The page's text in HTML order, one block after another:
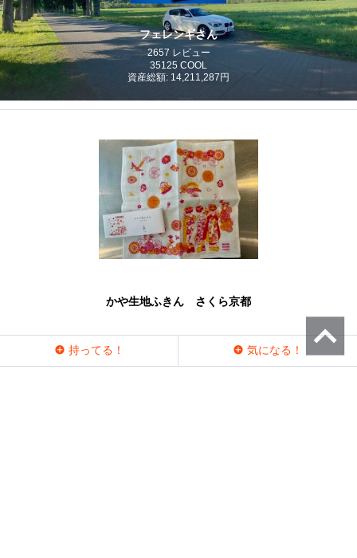
フェレンギさん
2657 レビュー
35125 COOL
資産総額: 14,211,287円
かや生地ふきん さくら京都
持ってる！ 気になる！